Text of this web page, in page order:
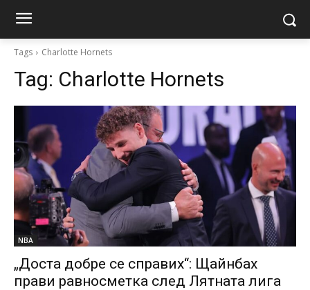
Tags Charlotte Hornets
Tag: Charlotte Hornets
NBA
„Доста добре се справих“: Щайнбах
прави равносметка след Лятната лига